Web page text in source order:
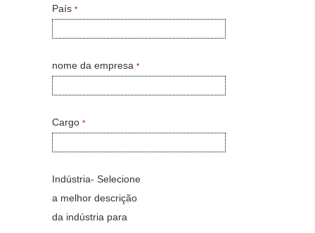
País *
nome da empresa *
Cargo *
Indústria- Selecione
a melhor descrição
da indústria para